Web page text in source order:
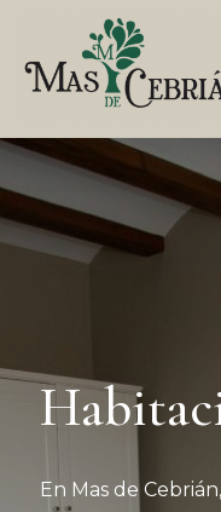
En Mas de